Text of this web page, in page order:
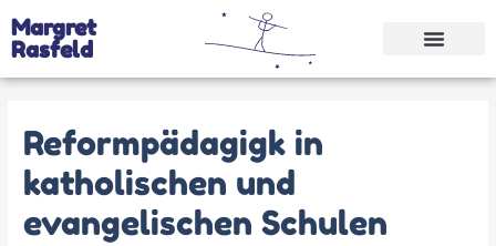
Margret
Rasfeld
Reformpädagigk in
katholischen und
evangelischen Schulen